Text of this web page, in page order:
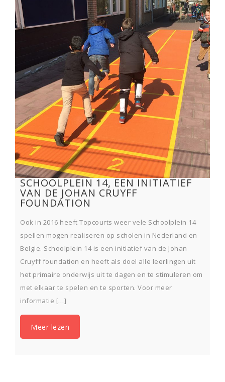
SCHOOLPLEIN 14, EEN INITIATIEF
VAN DE JOHAN CRUYFF
FOUNDATION
Ook in 2016 heeft Topcourts weer vele Schoolplein 14
spellen mogen realiseren op scholen in Nederland en
Belgie. Schoolplein 14 is een initiatief van de Johan
Cruyff foundation en heeft als doel alle leerlingen uit
het primaire onderwijs uit te dagen en te stimuleren om
met elkaar te spelen en te sporten. Voor meer
informatie […]
Meer lezen